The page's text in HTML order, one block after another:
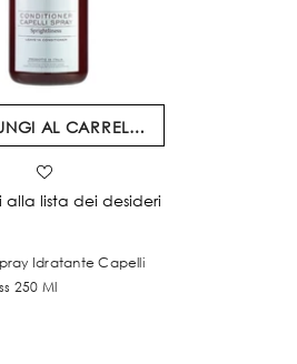
AL CARRELLO
alla lista dei desideri
Idratante Capelli
250 Ml